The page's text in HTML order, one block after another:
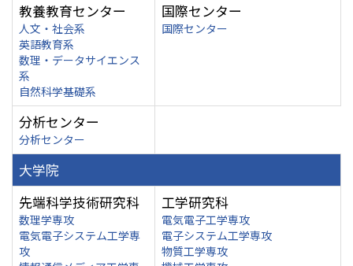
教養教育センター
人文・社会系
英語教育系
数理・データサイエンス
系
自然科学基礎系
国際センター
国際センター
分析センター
分析センター
大学院
先端科学技術研究科
数理学専攻
電気電子システム工学専
攻
工学研究科
電気電子工学専攻
電子システム工学専攻
物質工学専攻